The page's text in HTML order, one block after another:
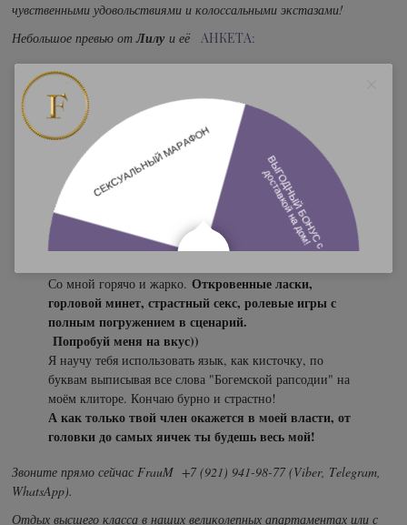
чувственными удовольствиями и колоссальными экстазами!
Небольшое превью отЛилуи её АНКЕТА:
С огоньком и задором. Фото 100% мои,
мае 2023г.
соответствуют действительности!Приходи и убедись
лично!)
Фигура отпад, шикарные бедра и задница! Раком
выгляжу впечатляюще!
До неприличия порядочна, еблива и неутомима!
Люблю брать инициативу в свои руки, никакой
механики, ты будешь чувствовать своим набухшим
членом, как сжимаются мои мышцы.
Любая поза в
Со мной горячо и жарко. Откровенные ласки,
горловой минет, страстный секс, ролевые игры с
полным погружением в сценарий.
Попробуй меня на вкус))
Я научу тебя использовать язык, как кисточку, по
буквам выписывая все слова "Богемской рапсодии" на
моём клиторе. Кончаю бурно и страстно!
А как только твой член окажется в моей власти, от
головки до самых яичек ты будешь весь мой!
Звоните прямо сейчас FrauM +7 (921) 941-98-77 (Viber, Telegram,
WhatsApp).
Отдых высшего класса в наших великолепных апартаментах или с